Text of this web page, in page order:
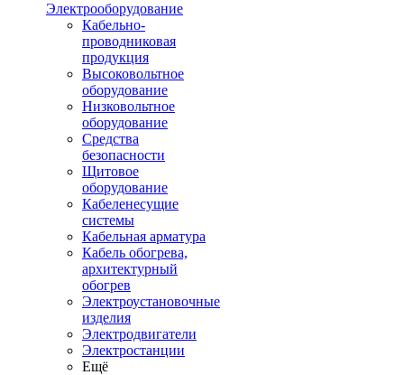
Электрооборудование
Кабельно-
проводниковая
продукция
Высоковольтное
оборудование
Низковольтное
оборудование
Средства
безопасности
Щитовое
оборудование
Кабеленесущие
системы
Кабельная арматура
Кабель обогрева,
архитектурный
обогрев
Электроустановочные
изделия
Электродвигатели
Электростанции
Ещё